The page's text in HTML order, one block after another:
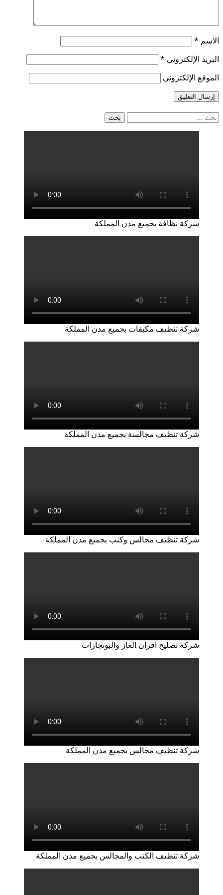
الاسم *
البريد الإلكتروني *
الموقع الإلكتروني
البحث
عن:
شركة نظافة بجميع مدن المملكة
شركة تنظيف مكيفات بجميع مدن المملكة
شركة تنظيف مجالسة بجميع مدن المملكة
شركة تنظيف مجالس وكنب بجميع مدن المملكة
شركة تصليح افران الغاز والبوتجازات
شركة تنظيف مجالس بجميع مدن المملكة
شركة تنظيف الكنب والمجالس بجميع مدن المملكة